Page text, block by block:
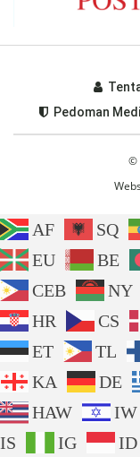
Pedoman
©
AF SQ
EU
BE
CEB
NY
HR
CS
ET
TL
KA
DE
HAW
IW
IS
IG ID